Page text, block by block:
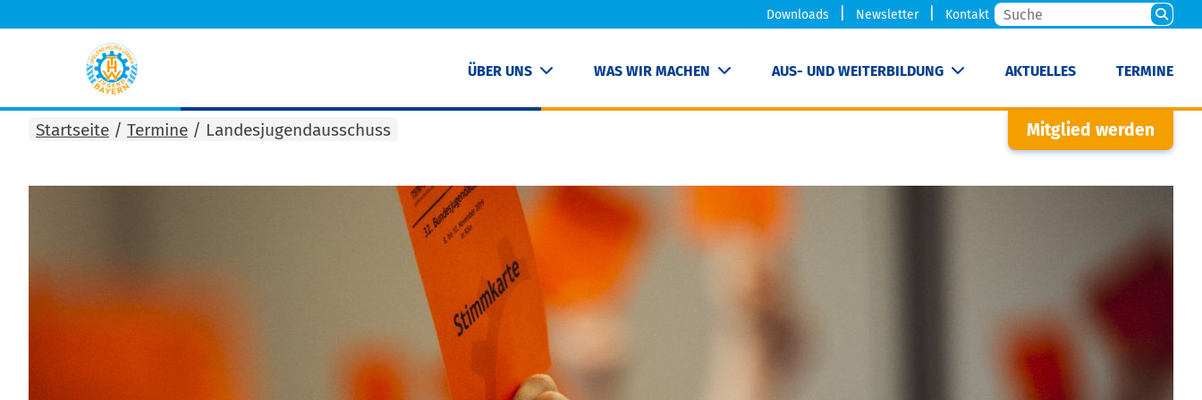
Downloads Newsletter Kontakt
ÜBER UNS WAS WIR MACHEN AUS- UND WEITERBILDUNG AKTUELLES TERMINE
Mitglied werden
Startseite / Termine / Landesjugendausschuss